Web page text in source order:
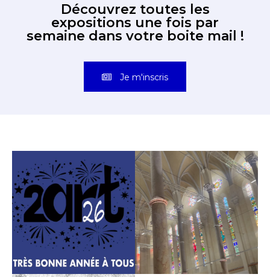
Découvrez toutes les
expositions une fois par
semaine dans votre boite mail !
Je m'inscris